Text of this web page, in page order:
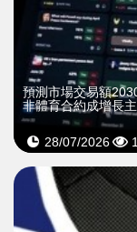
預測市場交易額
非體育合約成增長
28/07/2026